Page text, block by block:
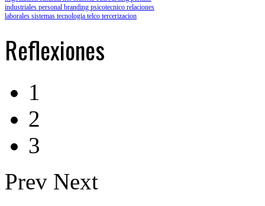
industriales personal branding psicotecnico relaciones
laborales sistemas tecnologia telco tercerizacion
Reflexiones
1
2
3
Prev Next